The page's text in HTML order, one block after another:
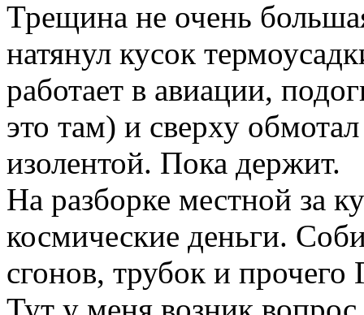
Трещина не очень
натянул кусок
работает в авиации,
это там) и сверху
изолентой. Пока держит.
На разборке местной за
космические деньги.
сгонов, трубок и прочего